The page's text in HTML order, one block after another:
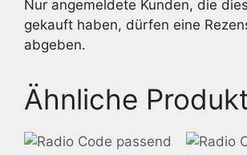
Nur angemeldete Kunden, die
gekauft haben, dürfen eine
abgeben.
Ähnliche